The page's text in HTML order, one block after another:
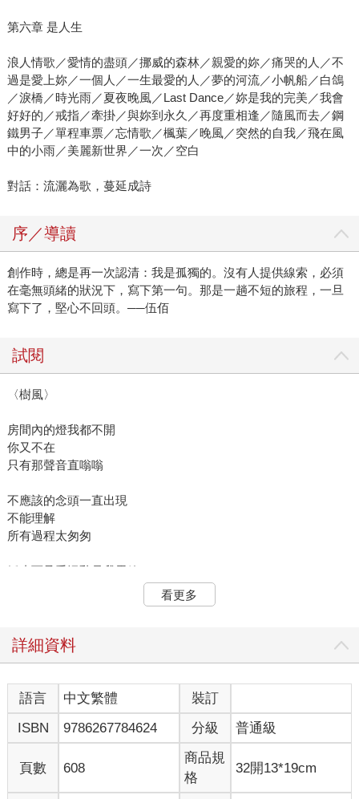
第六章 是人生
浪人情歌／愛情的盡頭／挪威的森林／親愛的妳／痛哭的人／不
過是愛上妳／一個人／一生最愛的人／夢的河流／小帆船／白鴿
／淚橋／時光雨／夏夜晚風／Last Dance／妳是我的完美／我會
好好的／戒指／牽掛／與妳到永久／再度重相逢／隨風而去／鋼
鐵男子／單程車票／忘情歌／楓葉／晚風／突然的自我／飛在風
中的小雨／美麗新世界／一次／空白
對話：流灑為歌，蔓延成詩
序／導讀
創作時，總是再一次認清：我是孤獨的。沒有人提供線索，必須
在毫無頭緒的狀況下，寫下第一句。那是一趟不短的旅程，一旦
寫下了，堅心不回頭。──伍佰
試閱
〈樹風〉
房間內的燈我都不開
你又不在
只有那聲音直嗡嗡
不應該的念頭一直出現
不能理解
所有過程太匆匆
靜止而承受混亂是我思緒
將要反擊
不該是沈默 出現在這風口
穿過樹的風 像手般的撫弄
情慾在心口 濃烈的愛
奔跑樹林中 答案會是什麼
看更多
詳細資料
語言 中文繁體
裝訂
ISBN
9786267784624 分級 普通級
頁數 608
商品規
格
32開13*19cm